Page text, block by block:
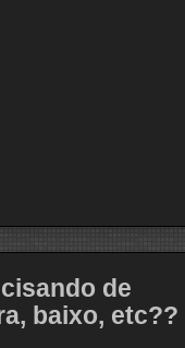
de
baixo, etc??